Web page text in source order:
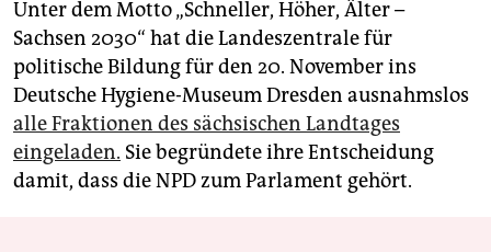
Unter dem Motto „Schneller, Höher, Älter –
Sachsen 2030“ hat die Landeszentrale für
politische Bildung für den 20. November ins
Deutsche Hygiene-Museum Dresden ausnahmslos
alle Fraktionen des sächsischen Landtages
eingeladen. Sie begründete ihre Entscheidung
damit, dass die NPD zum Parlament gehört.